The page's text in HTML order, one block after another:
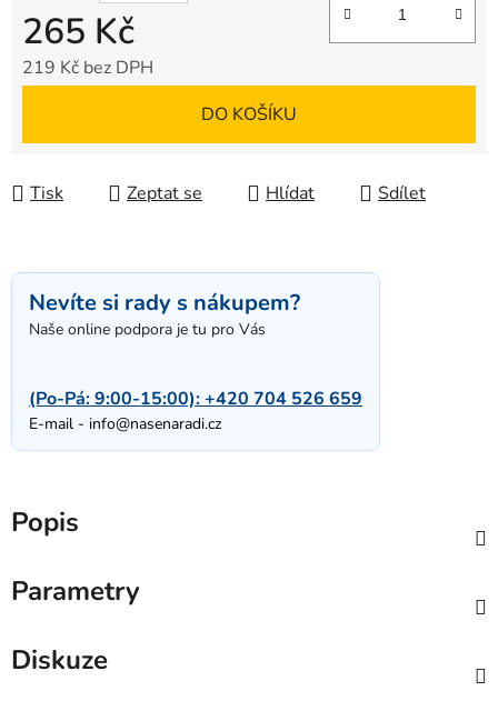
265 Kč
219 Kč bez DPH
DO KOŠÍKU
Tisk Zeptat se Hlídat Sdílet
Nevíte si rady s nákupem?
Naše online podpora je tu pro Vás
(Po-Pá: 9:00-15:00):+420 704 526 659
E-mail - info@nasenaradi.cz
Popis
Parametry
Diskuze